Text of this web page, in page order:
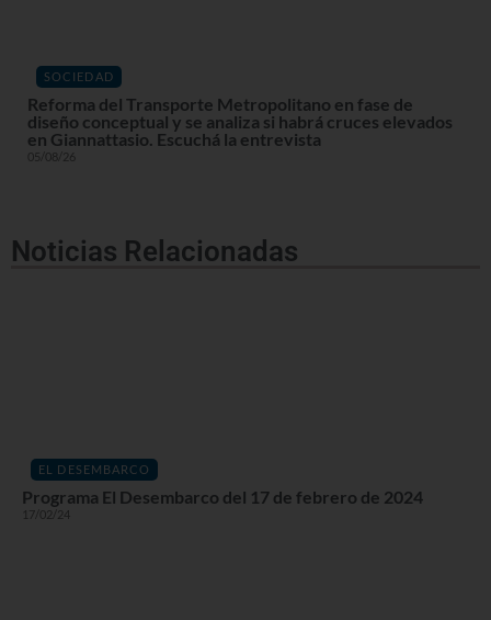
SOCIEDAD
Reforma del Transporte Metropolitano en fase de
diseño conceptual y se analiza si habrá cruces elevados
en Giannattasio. Escuchá la entrevista
05/08/26
Noticias Relacionadas
EL DESEMBARCO
Programa El Desembarco del 17 de febrero de 2024
17/02/24